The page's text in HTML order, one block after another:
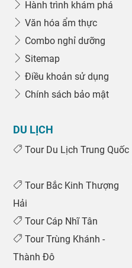
Hành trình khám phá
Văn hóa ẩm thực
Combo nghỉ dưỡng
Sitemap
Điều khoản sử dụng
Chính sách bảo mật
DU LỊCH
Tour Du Lịch Trung Quốc
Tour Bắc Kinh Thượng
Hải
Tour Cáp Nhĩ Tân
Tour Trùng Khánh -
Thành Đô